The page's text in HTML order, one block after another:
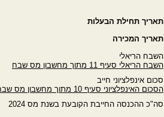
תאריך תחילת הבעלות
תאריך המכירה
השבח הריאלי
השבח הריאלי סעיף 11 מתוך מחשבון מס שבח
סכום אינפלציוני חייב
הסכום האינפלציוני סעיף 10 מתוך מחשבון מס שבח
סה"כ ההכנסה החייבת הקובעת בשנת מס 2024